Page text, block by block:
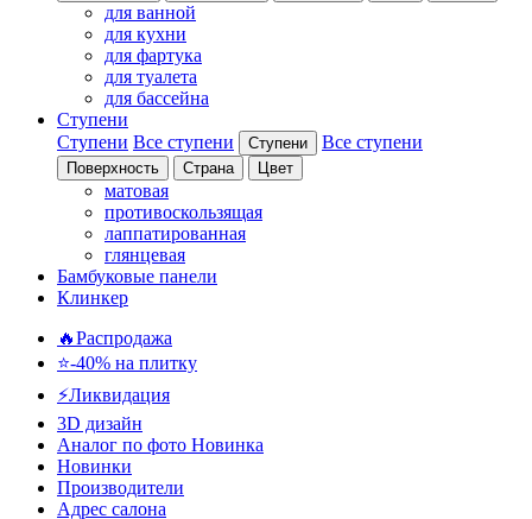
для ванной
для кухни
для фартука
для туалета
для бассейна
Ступени
Ступени Все ступени Ступени Все ступени
Поверхность Страна Цвет
матовая
противоскользящая
лаппатированная
глянцевая
Бамбуковые панели
Клинкер
🔥Распродажа
⭐-40% на плитку
⚡️Ликвидация
3D дизайн
Аналог по фото Новинка
Новинки
Производители
Адрес салона